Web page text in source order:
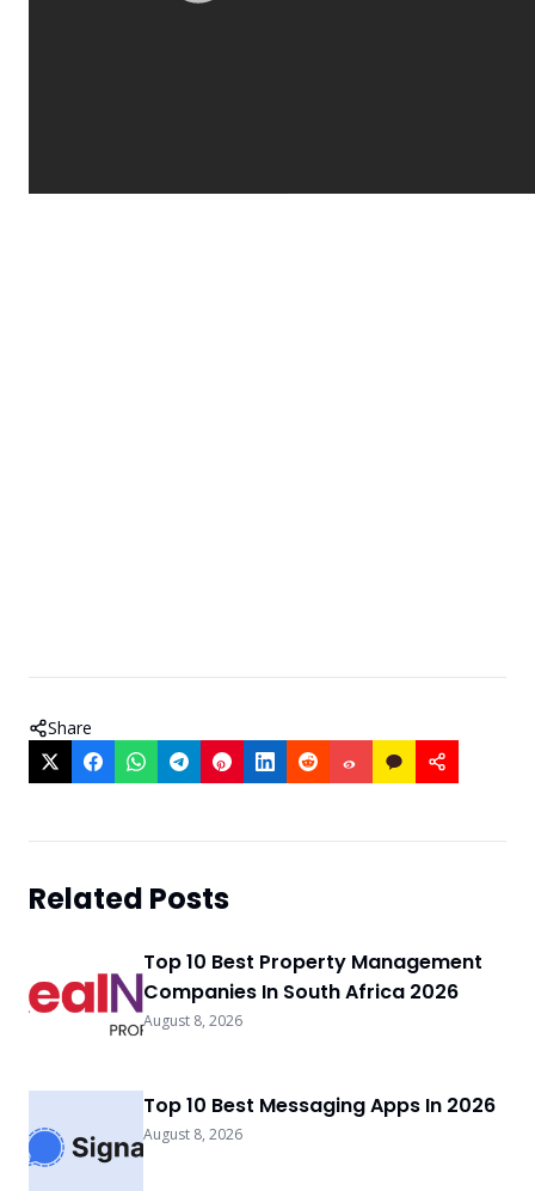
Share
Related Posts
Top 10 Best Property Management
Companies In South Africa 2026
August 8, 2026
Top 10 Best Messaging Apps In 2026
August 8, 2026